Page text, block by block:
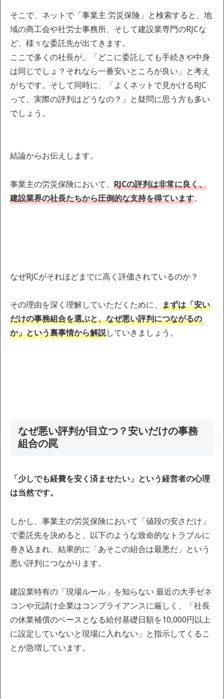
そこで、ネットで「事業主 労災保険」と検索すると、地
域の商工会や社労士事務所、そして建設業専門のRJCな
ど、様々な委託先が出てきます。
ここで多くの社長が、「どこに委託しても手続きや中身
は同じでしょ？それなら一番安いところが良い」と考え
がちです。そして同時に、「よくネットで見かけるRJC
って、実際の評判はどうなの？」と疑問に思う方も多い
でしょう。
結論からお伝えします。
事業主の労災保険において、 RJCの評判は非常に良く、
建設業界の社長たちから圧倒的な支持を得ています。
なぜRJCがそれほどまでに高く評価されているのか？
その理由を深く理解していただくために、 まずは「安い
だけの事務組合を選ぶと、なぜ悪い評判につながるの
か」という裏事情から解説していきましょう。
なぜ悪い評判が目立つ？安いだけの事務
組合の罠
「少しでも経費を安く済ませたい」という経営者の心理
は当然です。
しかし、事業主の労災保険において「値段の安さだけ」
で委託先を決めると、以下のような致命的なトラブルに
巻き込まれ、結果的に「あそこの組合は最悪だ」という
悪い評判につながります。
建設業特有の「現場ルール」を知らない 最近の大手ゼネ
コンや元請け企業はコンプライアンスに厳しく、「社長
の休業補償のベースとなる給付基礎日額を10,000円以上
に設定していないと現場に入れない」と指示してくるこ
とが急増しています。